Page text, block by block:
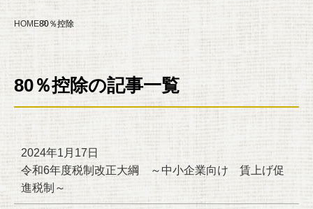
HOME80％控除
80％控除の記事一覧
2024年1月17日
令和6年度税制改正大綱 ～中小企業向け 賃上げ促
進税制～